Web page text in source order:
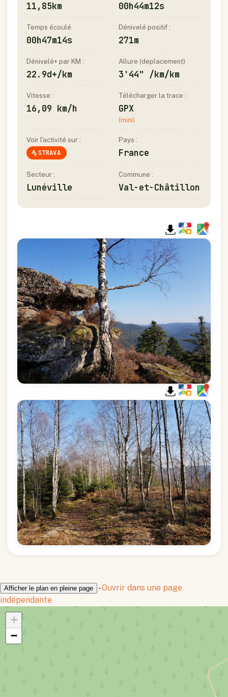
11,85km 00h44m12s
Temps écoulé
00h47m14s
Dénivelé positif :
271m
Dénivelé+ par KM :
22.9d+/km
Allure (deplacement)
3'44" /km/km
Vitesse :
16,09 km/h
Télécharger la trace :
GPX
(mini)
Voir l'activité sur :
STRAVA
Pays :
France
Secteur :
Lunéville
Commune :
Val-et-Châtillon
Afficher le plan en pleine page -Ouvrir dans une page
indépendante